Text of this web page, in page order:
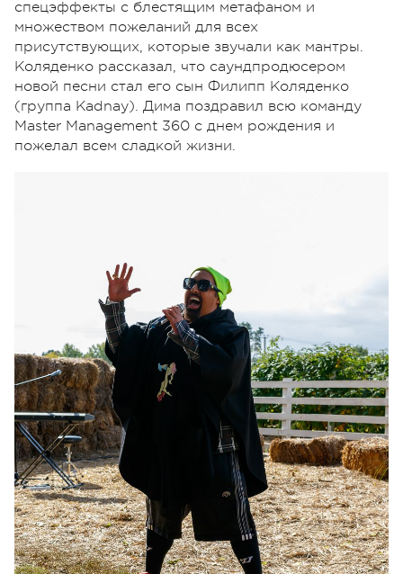
спецэффекты с блестящим метафаном и
множеством пожеланий для всех
присутствующих, которые звучали как мантры.
Коляденко рассказал, что саундпродюсером
новой песни стал его сын Филипп Коляденко
(группа Kadnay). Дима поздравил всю команду
Master Management 360 с днем рождения и
пожелал всем сладкой жизни.